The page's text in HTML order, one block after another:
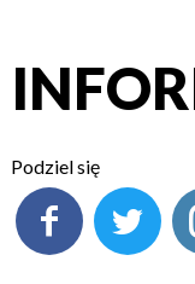
Podziel się